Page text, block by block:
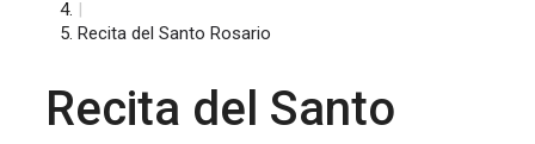
|
Recita del Santo Rosario
Recita del Santo